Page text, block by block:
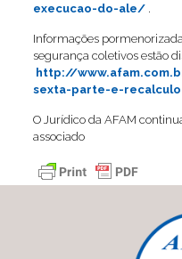
execucao-do-ale/.
Informações
segurança coletivos estão
http://
sexta-parte-e-
O Jurídico da AFAM
associado